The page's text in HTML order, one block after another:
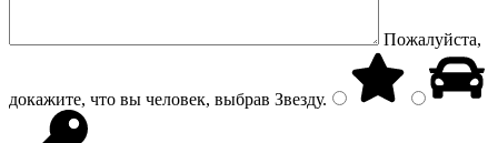
Пожалуйста,
докажите, что вы человек, выбрав Звезду.